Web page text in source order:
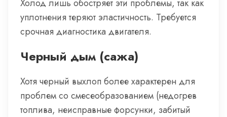
Холод лишь обостряет эти проблемы, так как
уплотнения теряют эластичность. Требуется
срочная диагностика двигателя.
Черный дым (сажа)
Хотя черный выхлоп более характерен для
проблем со смесеобразованием (недогрев
топлива, неисправные форсунки, забитый